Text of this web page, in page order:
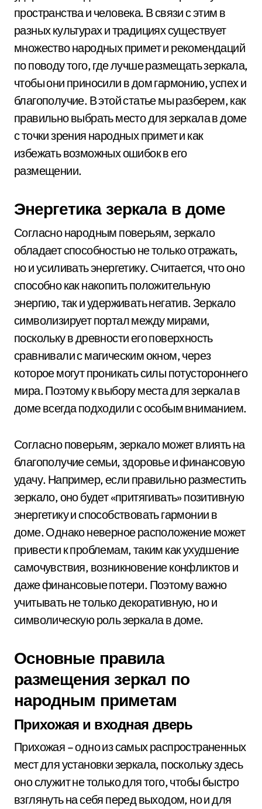
пространства и человека. В связи с этим в
разных культурах и традициях существует
множество народных примет и рекомендаций
по поводу того, где лучше размещать зеркала,
чтобы они приносили в дом гармонию, успех и
благополучие. В этой статье мы разберем, как
правильно выбрать место для зеркала в доме
с точки зрения народных примет и как
избежать возможных ошибок в его
размещении.
Энергетика зеркала в доме
Согласно народным поверьям, зеркало
обладает способностью не только отражать,
но и усиливать энергетику. Считается, что оно
способно как накопить положительную
энергию, так и удерживать негатив. Зеркало
символизирует портал между мирами,
поскольку в древности его поверхность
сравнивали с магическим окном, через
которое могут проникать силы потустороннего
мира. Поэтому к выбору места для зеркала в
доме всегда подходили с особым вниманием.
Согласно поверьям, зеркало может влиять на
благополучие семьи, здоровье и финансовую
удачу. Например, если правильно разместить
зеркало, оно будет «притягивать» позитивную
энергетику и способствовать гармонии в
доме. Однако неверное расположение может
привести к проблемам, таким как ухудшение
самочувствия, возникновение конфликтов и
даже финансовые потери. Поэтому важно
учитывать не только декоративную, но и
символическую роль зеркала в доме.
Основные правила
размещения зеркал по
народным приметам
Прихожая и входная дверь
Прихожая – одно из самых распространенных
мест для установки зеркала, поскольку здесь
оно служит не только для того, чтобы быстро
взглянуть на себя перед выходом, но и для